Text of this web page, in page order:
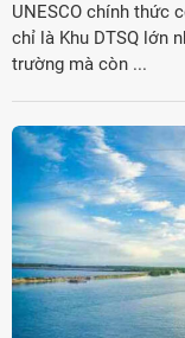
UNESCO chính thức
chỉ là Khu DTSQ lớn
trường mà còn ...